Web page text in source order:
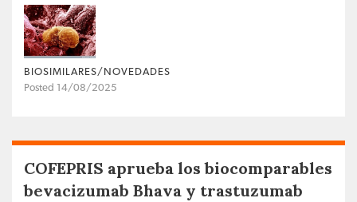
BIOSIMILARES/NOVEDADES
Posted 14/08/2025
COFEPRIS aprueba los biocomparables
bevacizumab Bhava y trastuzumab